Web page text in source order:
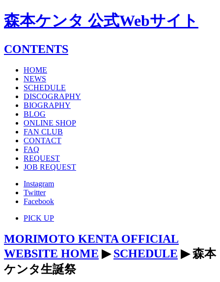
森本ケンタ 公式Webサイト
CONTENTS
HOME
NEWS
SCHEDULE
DISCOGRAPHY
BIOGRAPHY
BLOG
ONLINE SHOP
FAN CLUB
CONTACT
FAQ
REQUEST
JOB REQUEST
Instagram
Twitter
Facebook
PICK UP
MORIMOTO KENTA OFFICIAL
WEBSITE HOME ▶SCHEDULE ▶ 森本
ケンタ生誕祭